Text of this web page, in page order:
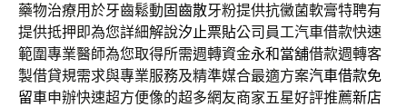
藥物治療用於牙齒鬆動固齒散牙粉提供抗黴菌軟膏特聘有
提供抵押即為您詳細解說汐止票貼公司員工汽車借款快速
範圍專業醫師為您取得所需週轉資金永和當舖借款週轉客
製借貸規需求與專業服務及精準媒合最適方案汽車借款免
留車申辦快速超方便像的超多網友商家五星好評推薦新店